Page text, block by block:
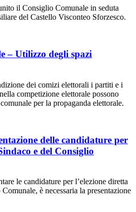
il Consiglio Comunale in seduta
del Castello Visconteo Sforzesco.
– Utilizzo degli spazi
dei comizi elettorali i partiti e i
competizione elettorale possono
per la propaganda elettorale.
delle candidature per
e del Consiglio
le candidature per l’elezione diretta
è necessaria la presentazione